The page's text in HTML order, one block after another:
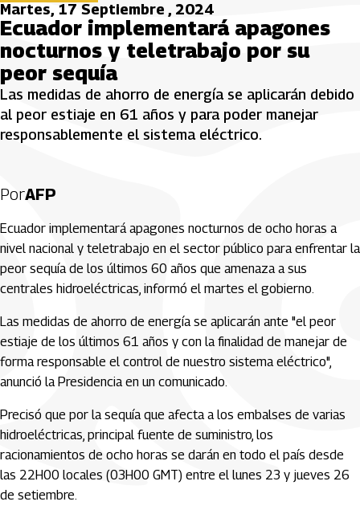
Martes, 17 Septiembre , 2024
Ecuador implementará apagones
nocturnos y teletrabajo por su
peor sequía
Las medidas de ahorro de energía se aplicarán debido
al peor estiaje en 61 años y para poder manejar
responsablemente el sistema eléctrico.
PorAFP
Ecuador implementará apagones nocturnos de ocho horas a
nivel nacional y teletrabajo en el sector público para enfrentar la
peor sequía de los últimos 60 años que amenaza a sus
centrales hidroeléctricas, informó el martes el gobierno.
Las medidas de ahorro de energía se aplicarán ante "el peor
estiaje de los últimos 61 años y con la finalidad de manejar de
forma responsable el control de nuestro sistema eléctrico",
anunció la Presidencia en un comunicado.
Precisó que por la sequía que afecta a los embalses de varias
hidroeléctricas, principal fuente de suministro, los
racionamientos de ocho horas se darán en todo el país desde
las 22H00 locales (03H00 GMT) entre el lunes 23 y jueves 26
de setiembre.